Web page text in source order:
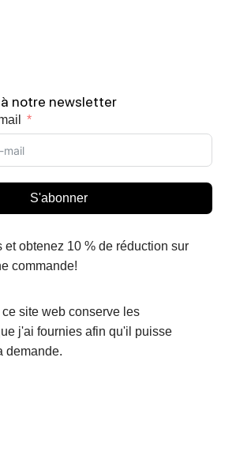
notre newsletter
S'abonner
et obtenez 10 % de réduction sur
commande!
site web conserve les
j'ai fournies afin qu'il puisse
demande.